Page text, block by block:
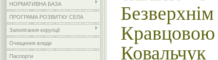
НОРМАТИВНА БАЗА
ПРОГРАМА РОЗВИТКУ СЕЛА
Запопігання корупції
Очищення влади
Паспорти